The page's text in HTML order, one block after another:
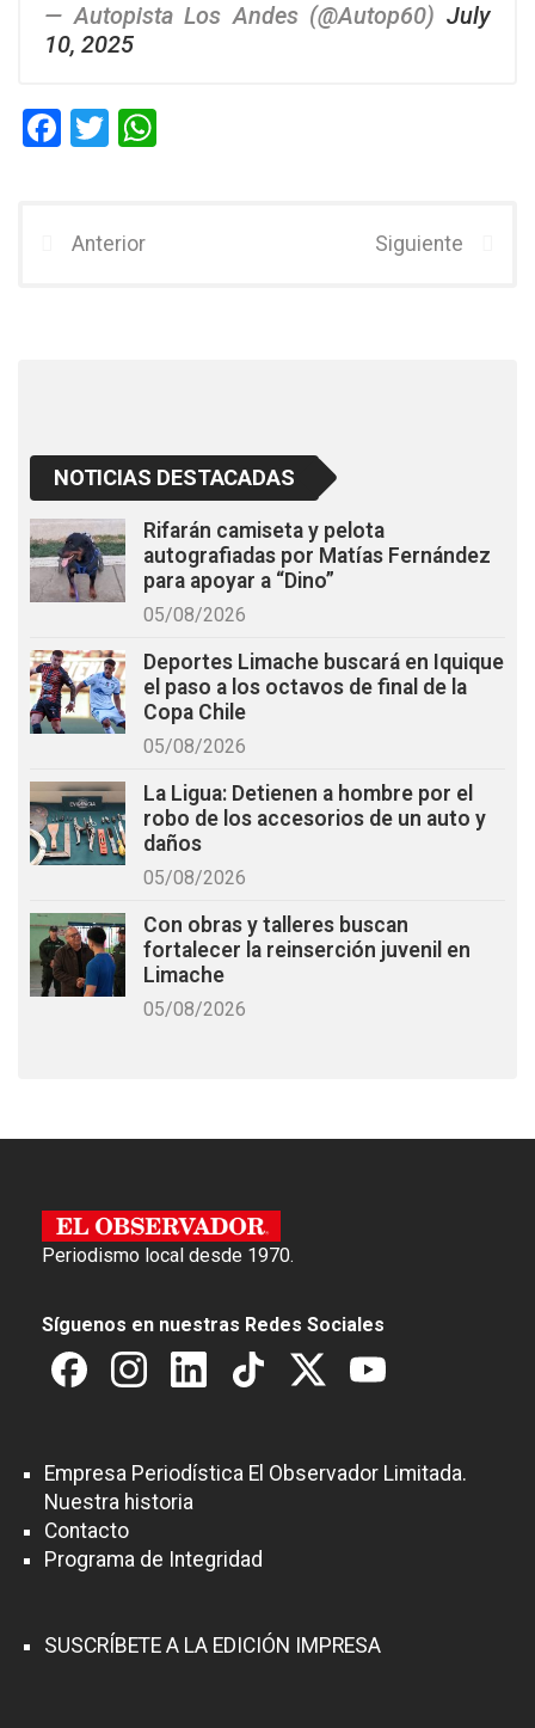
— Autopista Los Andes (@Autop60) July
10, 2025
F
b
T
er
Anterior Siguiente
NOTICIAS DESTACADAS
Rifarán camiseta y pelota
autografiadas por Matías Fernández
para apoyar a “Dino”
05/08/2026
Deportes Limache buscará en Iquique
el paso a los octavos de final de la
Copa Chile
05/08/2026
La Ligua: Detienen a hombre por el
robo de los accesorios de un auto y
daños
05/08/2026
Con obras y talleres buscan
fortalecer la reinserción juvenil en
Limache
05/08/2026
Periodismo local desde 1970.
Síguenos en nuestras Redes Sociales
Empresa Periodística El Observador Limitada.
Nuestra historia
Contacto
Programa de Integridad
SUSCRÍBETE A LA EDICIÓN IMPRESA